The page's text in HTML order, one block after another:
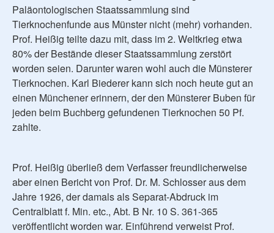
Paläontologischen Staatssammlung sind
Tierknochenfunde aus Münster nicht (mehr) vorhanden.
Prof. Heißig teilte dazu mit, dass im 2. Weltkrieg etwa
80% der Bestände dieser Staatssammlung zerstört
worden seien. Darunter waren wohl auch die Münsterer
Tierknochen. Karl Biederer kann sich noch heute gut an
einen Münchener erinnern, der den Münsterer Buben für
jeden beim Buchberg gefundenen Tierknochen 50 Pf.
zahlte.
Prof. Heißig überließ dem Verfasser freundlicherweise
aber einen Bericht von Prof. Dr. M. Schlosser aus dem
Jahre 1926, der damals als Separat-Abdruck im
Centralblatt f. Min. etc., Abt. B Nr. 10 S. 361-365
veröffentlicht worden war. Einführend verweist Prof.